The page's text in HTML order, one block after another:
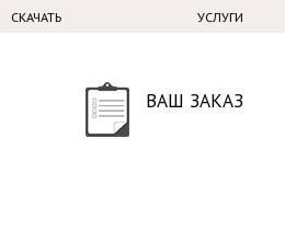
СКАЧАТЬ УСЛУГИ
ВАШ ЗАКАЗ